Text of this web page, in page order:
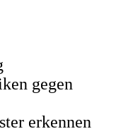
gegen
erkennen